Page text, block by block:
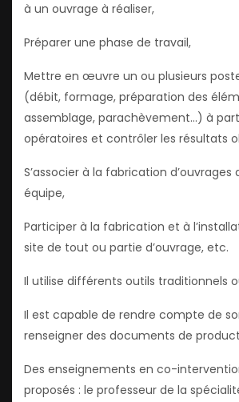
à un ouvrage à réaliser,
Préparer une phase de travail,
Mettre en œuvre un ou plusieurs
(débit, formage, préparation des
assemblage, parachèvement…) à
opératoires et contrôler les résultats
S’associer à la fabrication d’ouvrages
équipe,
Participer à la fabrication et à
site de tout ou partie d’ouvrage, etc.
Il utilise différents outils traditionnels
Il est capable de rendre compte de
renseigner des documents de
Des enseignements en co-
proposés : le professeur de la